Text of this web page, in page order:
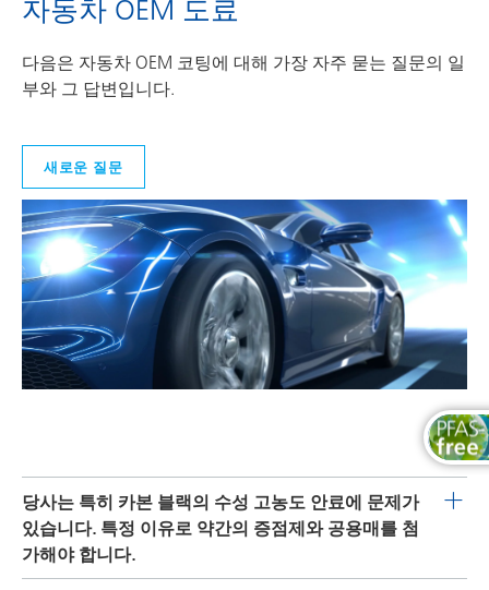
자동차 보수용 도료
제관용 도료
PCM 도료
건축물용 화학재료
바닥재용 도료
주물 및 내화물
공업용 도료
잉크젯 잉크
윤활유 및 이형제
열가소성 수지
목공용 도료
자동차 OEM 도료
다음은 자동차 OEM 코팅에 대해 가장 자주 묻는 질문의 일
부와 그 답변입니다.
새로운 질문
당사는 특히 카본 블랙의 수성 고농도 안료에 문제가
있습니다. 특정 이유로 약간의 증점제와 공용매를 첨
가해야 합니다.